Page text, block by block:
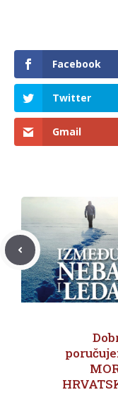
Facebook
Twitter
Gmail